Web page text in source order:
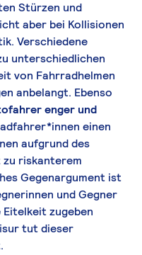
Stürzen und
aber bei Kollisionen
Verschiedene
unterschiedlichen
von Fahrradhelmen
anbelangt. Ebenso
enger und
einen
aufgrund des
riskanterem
Gegenargument ist
und Gegner
zugeben
tut dieser